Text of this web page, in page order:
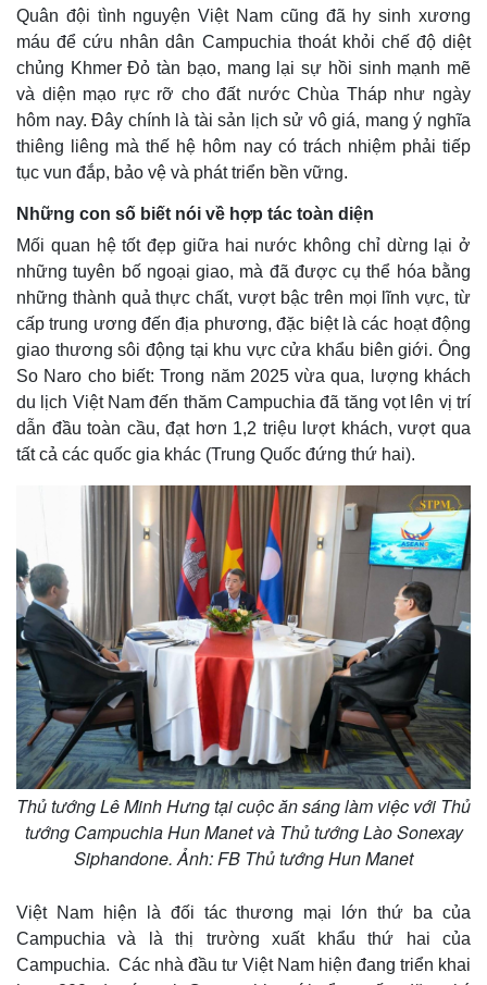
Kinh tế
Bất động sản
Khởi nghiệp
Thị trường
Giá vàng
Tiêu dùng
Tỷ giá
Chứng khoán
Giá cà phê
Quân đội tình nguyện Việt Nam cũng đã hy sinh xương
máu để cứu nhân dân Campuchia thoát khỏi chế độ diệt
chủng Khmer Đỏ tàn bạo, mang lại sự hồi sinh mạnh mẽ
và diện mạo rực rỡ cho đất nước Chùa Tháp như ngày
hôm nay. Đây chính là tài sản lịch sử vô giá, mang ý nghĩa
thiêng liêng mà thế hệ hôm nay có trách nhiệm phải tiếp
tục vun đắp, bảo vệ và phát triển bền vững.
Những con số biết nói về hợp tác toàn diện
Mối quan hệ tốt đẹp giữa hai nước không chỉ dừng lại ở
những tuyên bố ngoại giao, mà đã được cụ thể hóa bằng
những thành quả thực chất, vượt bậc trên mọi lĩnh vực, từ
cấp trung ương đến địa phương, đặc biệt là các hoạt động
giao thương sôi động tại khu vực cửa khẩu biên giới. Ông
So Naro cho biết: Trong năm 2025 vừa qua, lượng khách
du lịch Việt Nam đến thăm Campuchia đã tăng vọt lên vị trí
dẫn đầu toàn cầu, đạt hơn 1,2 triệu lượt khách, vượt qua
tất cả các quốc gia khác (Trung Quốc đứng thứ hai).
Thủ tướng Lê Minh Hưng tại cuộc ăn sáng làm việc với Thủ
tướng Campuchia Hun Manet và Thủ tướng Lào Sonexay
Siphandone. Ảnh: FB Thủ tướng Hun Manet
Việt Nam hiện là đối tác thương mại lớn thứ ba của
Campuchia và là thị trường xuất khẩu thứ hai của
Campuchia. Các nhà đầu tư Việt Nam hiện đang triển khai